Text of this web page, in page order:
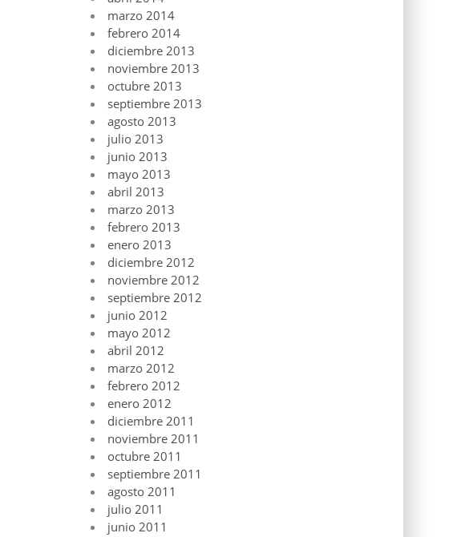
marzo 2014
febrero 2014
diciembre 2013
noviembre 2013
octubre 2013
septiembre 2013
agosto 2013
julio 2013
junio 2013
mayo 2013
abril 2013
marzo 2013
febrero 2013
enero 2013
diciembre 2012
noviembre 2012
septiembre 2012
junio 2012
mayo 2012
abril 2012
marzo 2012
febrero 2012
enero 2012
diciembre 2011
noviembre 2011
octubre 2011
septiembre 2011
agosto 2011
julio 2011
junio 2011